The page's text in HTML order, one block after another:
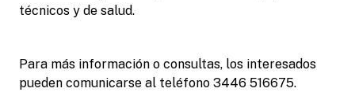
técnicos y de salud.
Para más información o consultas, los interesados
pueden comunicarse al teléfono 3446 516675.